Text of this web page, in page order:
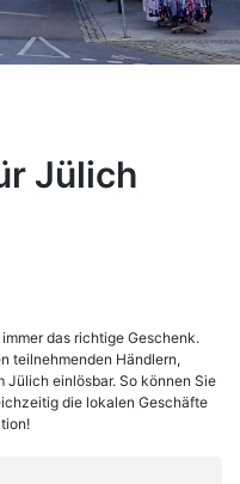
Jülich
das richtige Geschenk.
teilnehmenden Händlern,
Jülich einlösbar. So können Sie
die lokalen Geschäfte